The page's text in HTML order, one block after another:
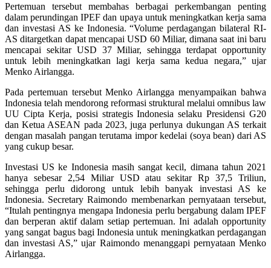
Pertemuan tersebut membahas berbagai perkembangan penting
dalam perundingan IPEF dan upaya untuk meningkatkan kerja sama
dan investasi AS ke Indonesia. “Volume perdagangan bilateral RI-
AS ditargetkan dapat mencapai USD 60 Miliar, dimana saat ini baru
mencapai sekitar USD 37 Miliar, sehingga terdapat opportunity
untuk lebih meningkatkan lagi kerja sama kedua negara,” ujar
Menko Airlangga.
Pada pertemuan tersebut Menko Airlangga menyampaikan bahwa
Indonesia telah mendorong reformasi struktural melalui omnibus law
UU Cipta Kerja, posisi strategis Indonesia selaku Presidensi G20
dan Ketua ASEAN pada 2023, juga perlunya dukungan AS terkait
dengan masalah pangan terutama impor kedelai (soya bean) dari AS
yang cukup besar.
Investasi US ke Indonesia masih sangat kecil, dimana tahun 2021
hanya sebesar 2,54 Miliar USD atau sekitar Rp 37,5 Triliun,
sehingga perlu didorong untuk lebih banyak investasi AS ke
Indonesia. Secretary Raimondo membenarkan pernyataan tersebut,
“Itulah pentingnya mengapa Indonesia perlu bergabung dalam IPEF
dan berperan aktif dalam setiap pertemuan. Ini adalah opportunity
yang sangat bagus bagi Indonesia untuk meningkatkan perdagangan
dan investasi AS,” ujar Raimondo menanggapi pernyataan Menko
Airlangga.